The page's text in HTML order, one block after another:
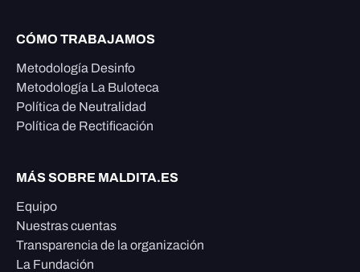
CÓMO TRABAJAMOS
Metodología Desinfo
Metodología La Buloteca
Política de Neutralidad
Política de Rectificación
MÁS SOBRE MALDITA.ES
Equipo
Nuestras cuentas
Transparencia de la organización
La Fundación